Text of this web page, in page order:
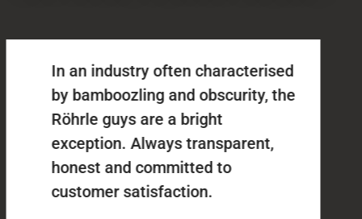
In an industry often characterised
by bamboozling and obscurity, the
Röhrle guys are a bright
exception. Always transparent,
honest and committed to
customer satisfaction.